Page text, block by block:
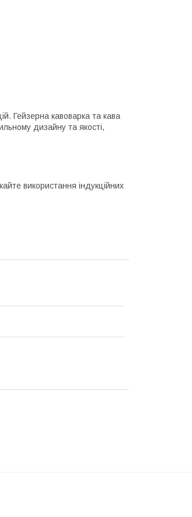
Гейзерна кавоварка та кава
дизайну та якості,
використання індукційних